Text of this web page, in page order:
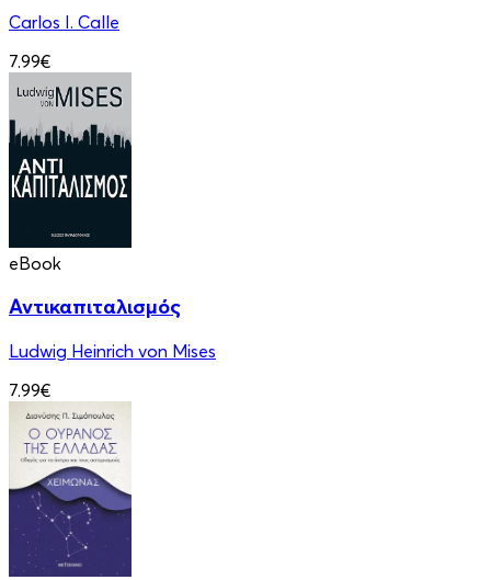
Carlos I. Calle
7.99€
eBook
Αντικαπιταλισμός
Ludwig Heinrich von Mises
7.99€